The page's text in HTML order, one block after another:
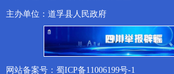
主办单位：道孚县人民政府
网站备案号：蜀ICP备11006199号-1